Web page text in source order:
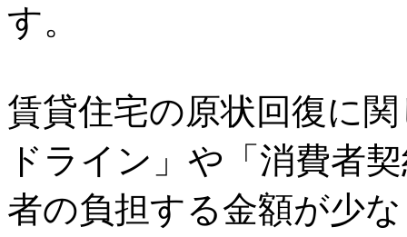
す。
賃貸住宅の原状回復に
ドライン」や「消費者
者の負担する金額が少